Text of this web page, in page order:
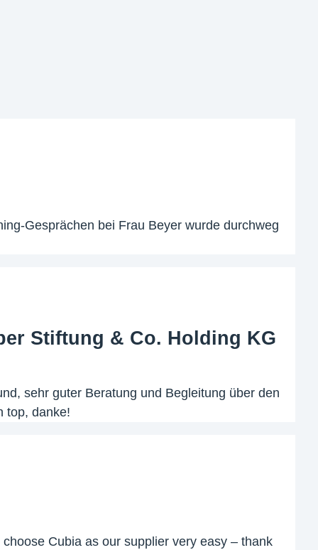
Gesprächen bei Frau Beyer wurde durchweg
Stiftung & Co. Holding KG
sehr guter Beratung und Begleitung über den
top, danke!
Cubia as our supplier very easy – thank